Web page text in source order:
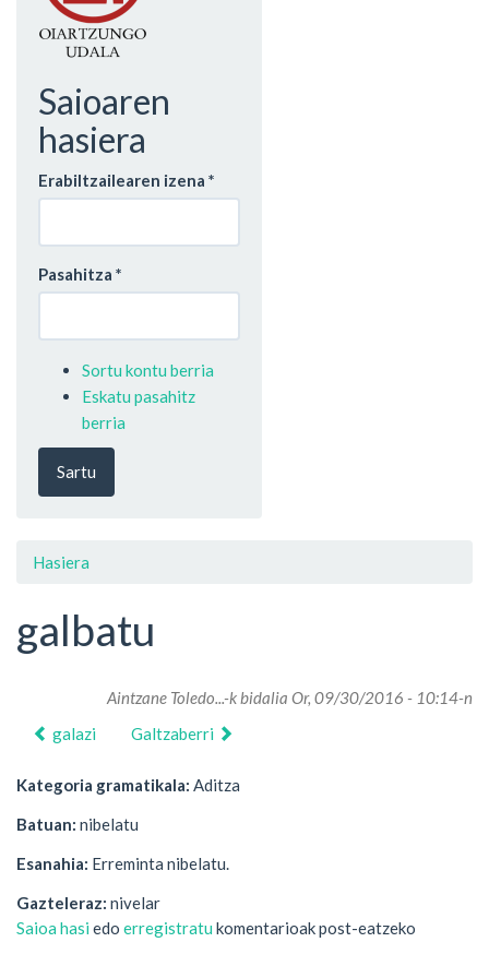
Saioaren
hasiera
Erabiltzailearen izena *
Pasahitza *
Sortu kontu berria
Eskatu pasahitz
berria
Sartu
Hasiera
galbatu
Aintzane Toledo...-k bidalia Or, 09/30/2016 - 10:14-n
galazi
Galtzaberri
Kategoria gramatikala: Aditza
Batuan: nibelatu
Esanahia: Erreminta nibelatu.
Gazteleraz: nivelar
Saioa hasi edo erregistratu komentarioak post-eatzeko